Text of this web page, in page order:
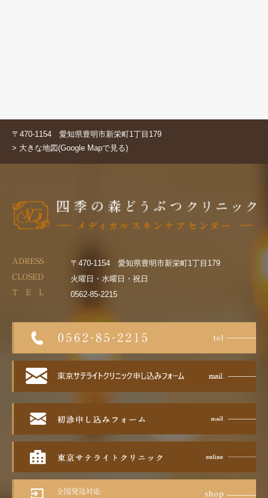
〒470-1154 愛知県豊明市新栄町1丁目179
> 大きな地図(Google Mapで見る)
ADRESS 〒470-1154 愛知県豊明市新栄町1丁目179
CLOSED 火曜日・水曜日・祝日
T E L 0562-85-2215